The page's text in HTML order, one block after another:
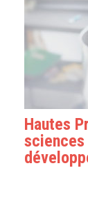
Hautes